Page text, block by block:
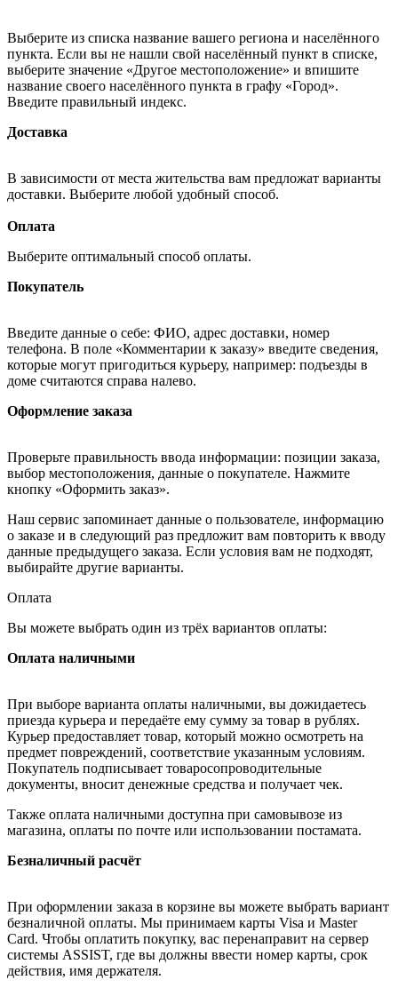
Выберите из списка название вашего региона и населённого
пункта. Если вы не нашли свой населённый пункт в списке,
выберите значение «Другое местоположение» и впишите
название своего населённого пункта в графу «Город».
Введите правильный индекс.
Доставка
В зависимости от места жительства вам предложат варианты
доставки. Выберите любой удобный способ.
Оплата
Выберите оптимальный способ оплаты.
Покупатель
Введите данные о себе: ФИО, адрес доставки, номер
телефона. В поле «Комментарии к заказу» введите сведения,
которые могут пригодиться курьеру, например: подъезды в
доме считаются справа налево.
Оформление заказа
Проверьте правильность ввода информации: позиции заказа,
выбор местоположения, данные о покупателе. Нажмите
кнопку «Оформить заказ».
Наш сервис запоминает данные о пользователе, информацию
о заказе и в следующий раз предложит вам повторить к вводу
данные предыдущего заказа. Если условия вам не подходят,
выбирайте другие варианты.
Оплата
Вы можете выбрать один из трёх вариантов оплаты:
Оплата наличными
При выборе варианта оплаты наличными, вы дожидаетесь
приезда курьера и передаёте ему сумму за товар в рублях.
Курьер предоставляет товар, который можно осмотреть на
предмет повреждений, соответствие указанным условиям.
Покупатель подписывает товаросопроводительные
документы, вносит денежные средства и получает чек.
Также оплата наличными доступна при самовывозе из
магазина, оплаты по почте или использовании постамата.
Безналичный расчёт
При оформлении заказа в корзине вы можете выбрать вариант
безналичной оплаты. Мы принимаем карты Visa и Master
Card. Чтобы оплатить покупку, вас перенаправит на сервер
системы ASSIST, где вы должны ввести номер карты, срок
действия, имя держателя.